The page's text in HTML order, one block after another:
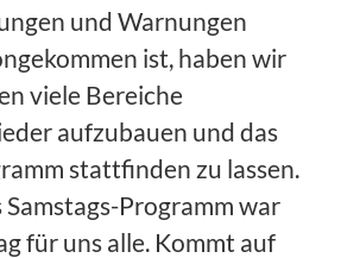
und Warnungen
ist, haben wir
viele Bereiche
aufzubauen und das
stattfinden zu lassen.
Programm war
für uns alle. Kommt auf